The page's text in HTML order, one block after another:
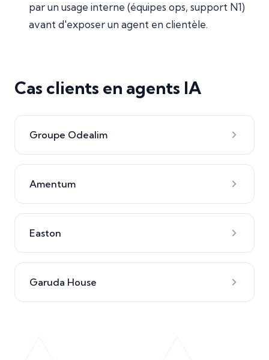
par un usage interne (équipes ops, support N1)
avant d'exposer un agent en clientèle.
Cas clients en agents IA
Groupe Odealim
Amentum
Easton
Garuda House